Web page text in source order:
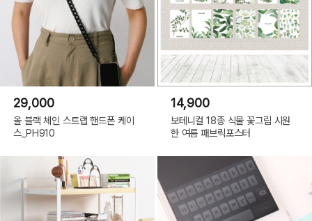
29,000
올 블랙 체인 스트랩 핸드폰 케이
스_PH910
14,900
보테니컬 18종 식물 꽃그림 시원
한 여름 패브릭포스터